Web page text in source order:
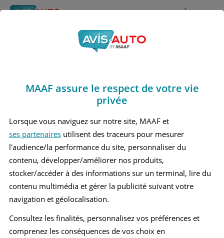
Rechercher À propos
Obtenir un devis d'assurance auto MAAF
Avis Lexus Gs 430
LEXUS GS 430 1 BERLINE
Vous recherchez une
MAAF assure le respect de votre vie
privée
Lorsque vous naviguez sur notre site, MAAF et
ses partenairesutilisent des traceurs pour mesurer
l'audience/la performance du site, personnaliser du
contenu, développer/améliorer nos produits,
stocker/accéder à des informations sur un terminal, lire du
contenu multimédia et gérer la publicité suivant votre
navigation et géolocalisation.
Consultez les finalités, personnalisez vos préférences et
comprenez les conséquences de vos choix en